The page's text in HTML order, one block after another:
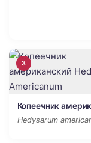
3
Копеечник
Hedysarum